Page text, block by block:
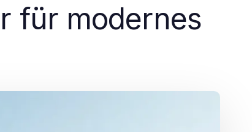
für modernes